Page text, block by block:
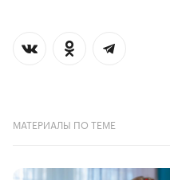
МАТЕРИАЛЫ ПО ТЕМЕ